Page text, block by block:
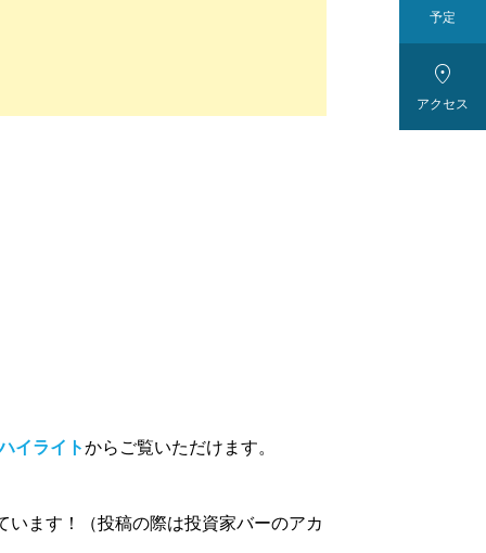
イライトからご覧いただけます。
います！（投稿の際は投資家バーのアカ
予定

アクセス